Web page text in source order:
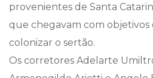
provenientes de Santa
que chegavam com objetivos
colonizar o sertão.
Os corretores Adelarte